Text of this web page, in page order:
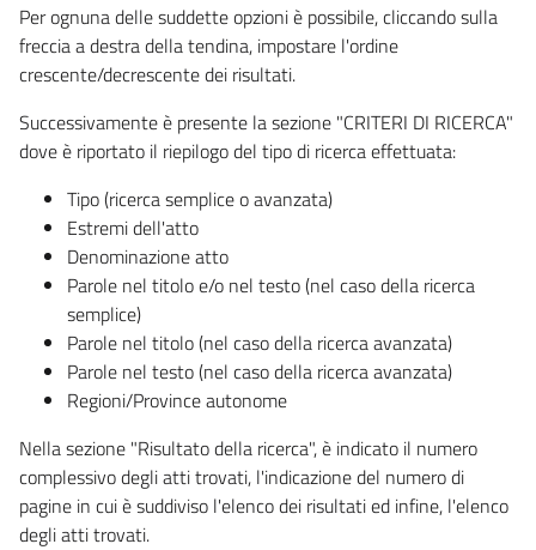
Per ognuna delle suddette opzioni è possibile, cliccando sulla
freccia a destra della tendina, impostare l'ordine
crescente/decrescente dei risultati.
Successivamente è presente la sezione "CRITERI DI RICERCA"
dove è riportato il riepilogo del tipo di ricerca effettuata:
Tipo (ricerca semplice o avanzata)
Estremi dell'atto
Denominazione atto
Parole nel titolo e/o nel testo (nel caso della ricerca
semplice)
Parole nel titolo (nel caso della ricerca avanzata)
Parole nel testo (nel caso della ricerca avanzata)
Regioni/Province autonome
Nella sezione "Risultato della ricerca", è indicato il numero
complessivo degli atti trovati, l'indicazione del numero di
pagine in cui è suddiviso l'elenco dei risultati ed infine, l'elenco
degli atti trovati.